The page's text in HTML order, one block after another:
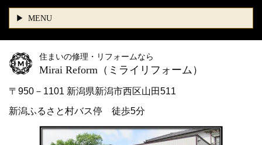
MENU
住まいの修理・リフォームなら
Mirai Reform （ミライリフォーム）
〒950－1101 新潟県新潟市西区山田511
新潟ふるさと村バス停 徒歩5分